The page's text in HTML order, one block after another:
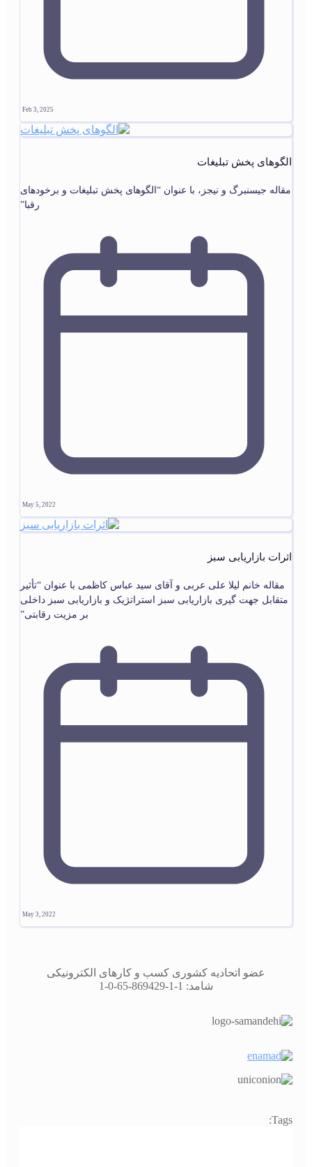
Feb 3, 2025
الگوهای پخش تبليغات
مقاله جیسنبرگ و نیجز، با عنوان “الگوهای پخش تبلیغات و برخودهای
رقبا”
May 5, 2022
اثرات بازاریابی سبز
مقاله خانم لیلا علی عربی و آقای سید عباس کاظمی با عنوان “تأثیر
متقابل جهت گیری بازاریابی سبز استراتژیک و بازاریابی سبز داخلی
بر مزیت رقابتی”
May 3, 2022
عضو اتحادیه کشوری کسب و کارهای الکترونیکی
شامد: 1-1-869429-65-0-1
Tags: